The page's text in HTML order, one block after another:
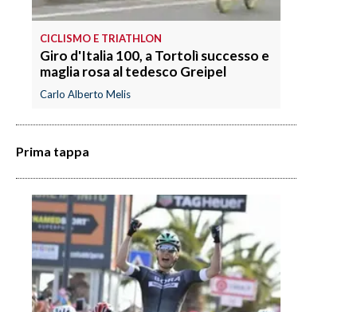
CICLISMO E TRIATHLON
Giro d'Italia 100, a Tortolì successo e
maglia rosa al tedesco Greipel
Carlo Alberto Melis
Prima tappa